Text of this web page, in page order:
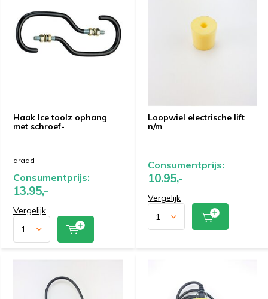
Haak Ice toolz ophang
met schroef-
draad
Consumentprijs:
13.95,-
Vergelijk
Loopwiel electrische lift
n/m
Consumentprijs:
10.95,-
Vergelijk